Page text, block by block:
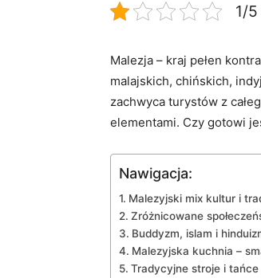
1/
Malezja – kraj pełen
malajskich, ​chińskich,
zachwyca ‌turystów z
elementami. Czy gotowi
Nawigacja:
Malezyjski mix⁢ kultur i
Zróżnicowane
Buddyzm,⁣ islam‍ i
Malezyjska ⁢kuchnia –
Tradycyjne stroje i tańce